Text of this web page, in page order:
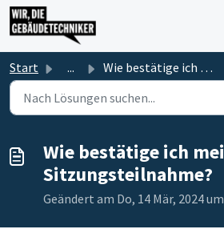
Zum hauptsächlichen Inhalt gehen
Start ... Wie bestätige ich meine Sitzungsteilnahme?
Wie bestätige ich
Sitzungsteilnahme?
Geändert am Do, 14 Mär, 2024